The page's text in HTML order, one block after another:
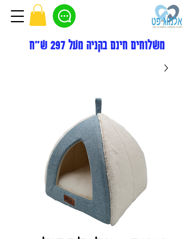
משלוחים חינם בקניה מעל 297 ש"ח